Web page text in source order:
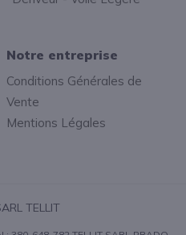
Notre entreprise
Conditions Générales de
Vente
Mentions Légales
TELLIT